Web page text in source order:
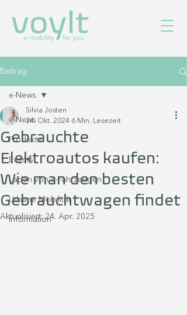
Beitrag
e-News
Produkte
Events
Laden von e-Fahrzeugen
Urbane Mobilität
Information
e-News
Gebrauchte
Elektroautos kaufen:
Wie man den besten
Gebrauchtwagen findet
Silvia Josten
24. Okt. 2024 6 Min. Lesezeit
Aktualisiert:24. Apr. 2025